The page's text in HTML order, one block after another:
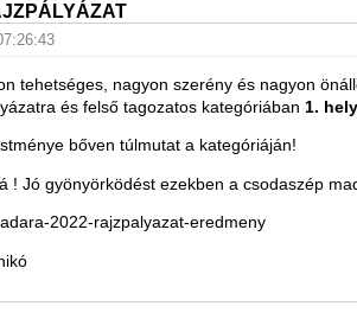
tehetséges, nagyon szerény és nagyon
és felső tagozatos kategóriában 1.
bőven túlmutat a kategóriáján!
! Jó gyönyörködést ezekben a csodaszép
2022-rajzpalyazat-eredmeny